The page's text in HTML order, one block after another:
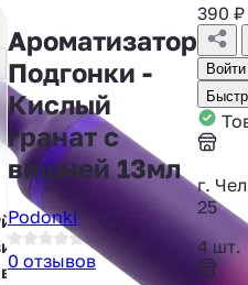
Ароматизатор
Подгонки -
Кислый
гранат с
вишней 13мл
Podonki
0 отзывов
390 ₽
Войти
г.
25
4 шт.